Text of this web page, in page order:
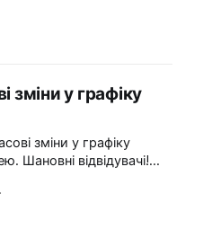
зміни у графіку
зміни у графіку
до Черкаського